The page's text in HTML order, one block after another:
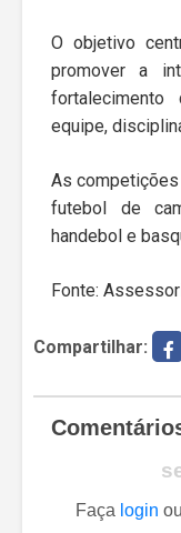
O objetivo
promover a
equipe,
As
​futebol de
handebol e
Fonte:
Compartilhar:
Faça login ou